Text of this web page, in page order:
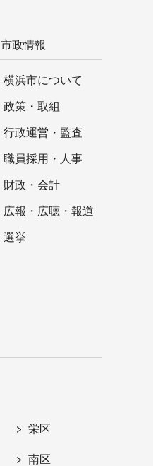
市政情報
横浜市について
政策・取組
行政運営・監査
職員採用・人事
財政・会計
広報・広聴・報道
選挙
栄区
南区